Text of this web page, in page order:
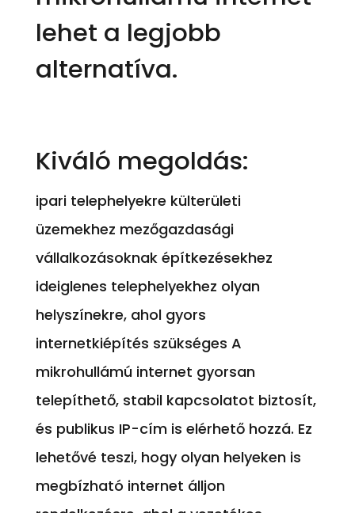
lehet a legjobb
alternatíva.
Kiváló megoldás:
ipari telephelyekre külterületi
üzemekhez mezőgazdasági
vállalkozásoknak építkezésekhez
ideiglenes telephelyekhez olyan
helyszínekre, ahol gyors
internetkiépítés szükséges A
mikrohullámú internet gyorsan
telepíthető, stabil kapcsolatot biztosít,
és publikus IP-cím is elérhető hozzá. Ez
lehetővé teszi, hogy olyan helyeken is
megbízható internet álljon